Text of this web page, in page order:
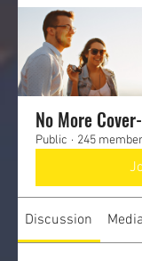
No More
Public · 245
Discussion Media